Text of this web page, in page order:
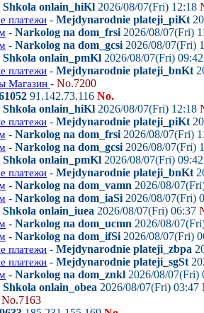
Shkola onlain_hiKl 2026/08/07(Fri) 12:18
платежи - Mejdynarodnie plateji_piKt
- Narkolog na dom_frsi 2026/08/07(Fri)
- Narkolog na dom_gcsi 2026/08/07(Fri)
Shkola onlain_pmKl 2026/08/07(Fri) 09:42
платежи - Mejdynarodnie plateji_bnKt
Магазин - No.7200
91.142.73.116 No.
Shkola onlain_hiKl 2026/08/07(Fri) 12:18
платежи - Mejdynarodnie plateji_piKt
- Narkolog na dom_frsi 2026/08/07(Fri)
- Narkolog na dom_gcsi 2026/08/07(Fri)
Shkola onlain_pmKl 2026/08/07(Fri) 09:42
платежи - Mejdynarodnie plateji_bnKt
- Narkolog na dom_vamn 2026/08/
- Narkolog na dom_iaSi 2026/08/07(Fri)
Shkola onlain_iuea 2026/08/07(Fri) 06:37
- Narkolog na dom_ucmn 2026/08/
- Narkolog na dom_ifSi 2026/08/07(Fri)
платежи - Mejdynarodnie plateji_zbpa
платежи - Mejdynarodnie plateji_sgSt
- Narkolog na dom_znkl 2026/08/07(Fri)
Shkola onlain_obea 2026/08/07(Fri) 03:47
No.7163